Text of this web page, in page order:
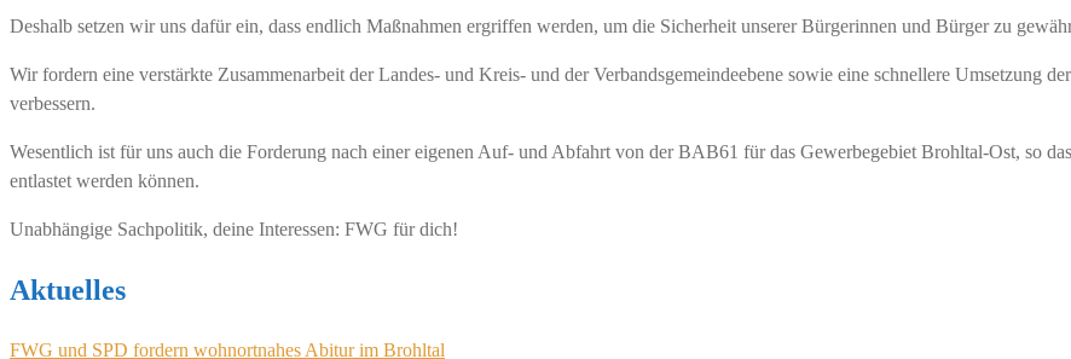
Deshalb setzen wir uns dafür ein, dass endlich Maßnahmen ergriffen werden, um die Sicherheit unserer Bürgerinnen und Bürger zu
Wir fordern eine verstärkte Zusammenarbeit der Landes- und Kreis- und der Verbandsgemeindeebene sowie eine schnellere Umsetzung
verbessern.
Wesentlich ist für uns auch die Forderung nach einer eigenen Auf- und Abfahrt von der BAB61 für das Gewerbegebiet Brohltal-Ost, so
entlastet werden können.
Unabhängige Sachpolitik, deine Interessen: FWG für dich!
Aktuelles
FWG und SPD fordern wohnortnahes Abitur im Brohltal